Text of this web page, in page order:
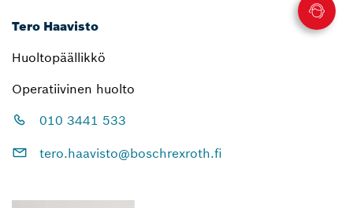
Tero Haavisto
Huoltopäällikkö
Operatiivinen huolto
010 3441 533
tero.haavisto@boschrexroth.fi